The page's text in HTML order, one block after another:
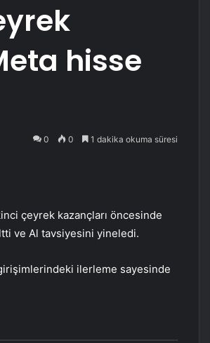
hisse
0 0 1 dakika okuma süresi
çeyrek kazançları öncesinde
ve Al tavsiyesini yineledi.
ilerleme sayesinde